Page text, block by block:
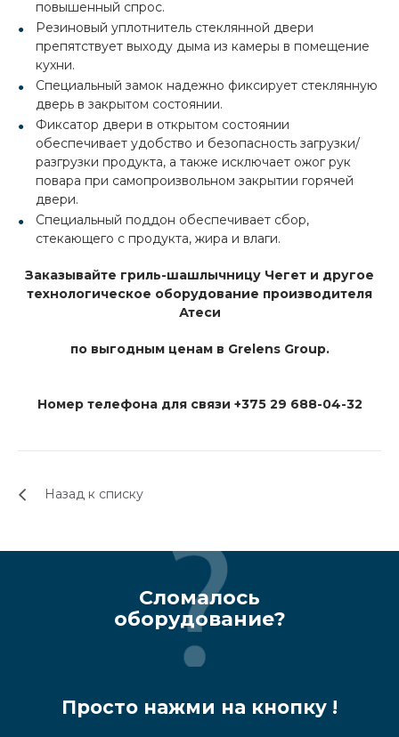
повышенный спрос.
Резиновый уплотнитель стеклянной двери
препятствует выходу дыма из камеры в помещение
кухни.
Специальный замок надежно фиксирует стеклянную
дверь в закрытом состоянии.
Фиксатор двери в открытом состоянии
обеспечивает удобство и безопасность загрузки/
разгрузки продукта, а также исключает ожог рук
повара при самопроизвольном закрытии горячей
двери.
Специальный поддон обеспечивает сбор,
стекающего с продукта, жира и влаги.
Заказывайте гриль-шашлычницу Чегет и другое
технологическое оборудование производителя
Атеси
по выгодным ценам в Grelens Group.
Номер телефона для связи +375 29 688-04-32
Назад к списку
Сломалось
оборудование?
Просто нажми на кнопку !